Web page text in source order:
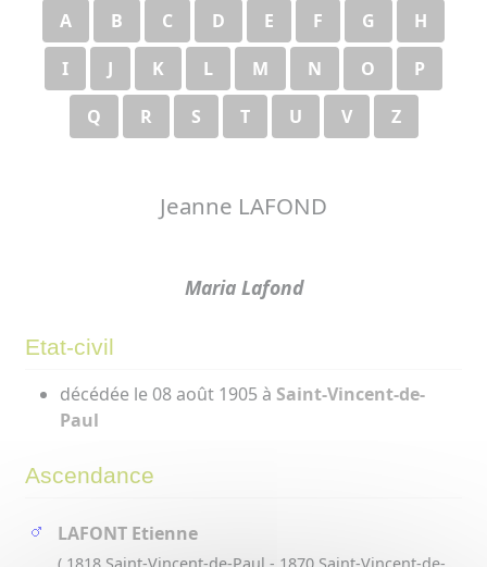
A B C D E F G
H
I
J K L M N O
P
Q
R S T U V Z
Jeanne LAFOND
Maria Lafond
Etat-civil
décédée le 08 août 1905 à Saint-Vincent-de-
Paul
Ascendance
LAFONT Etienne